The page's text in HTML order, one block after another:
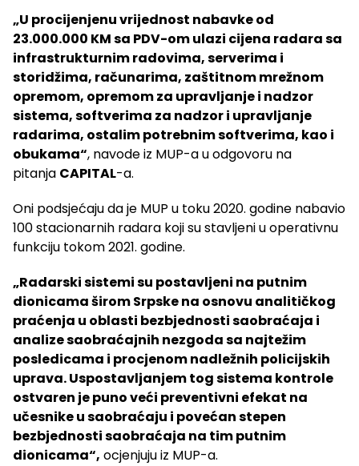
„U procijenjenu vrijednost nabavke od
23.000.000 KM sa PDV-om ulazi cijena radara sa
infrastrukturnim radovima, serverima i
storidžima, računarima, zaštitnom mrežnom
opremom, opremom za upravljanje i nadzor
sistema, softverima za nadzor i upravljanje
radarima, ostalim potrebnim softverima, kao i
obukama“, navode iz MUP-a u odgovoru na
pitanja CAPITAL-a.
Oni podsjećaju da je MUP u toku 2020. godine nabavio
100 stacionarnih radara koji su stavljeni u operativnu
funkciju tokom 2021. godine.
„Radarski sistemi su postavljeni na putnim
dionicama širom Srpske na osnovu analitičkog
praćenja u oblasti bezbjednosti saobraćaja i
analize saobraćajnih nezgoda sa najtežim
posledicama i procjenom nadležnih policijskih
uprava. Uspostavljanjem tog sistema kontrole
ostvaren je puno veći preventivni efekat na
učesnike u saobraćaju i povećan stepen
bezbjednosti saobraćaja na tim putnim
dionicama“, ocjenjuju iz MUP-a.